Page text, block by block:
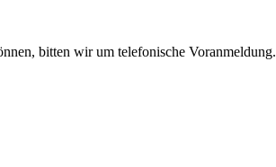
bitten wir um telefonische Voranmeldung.